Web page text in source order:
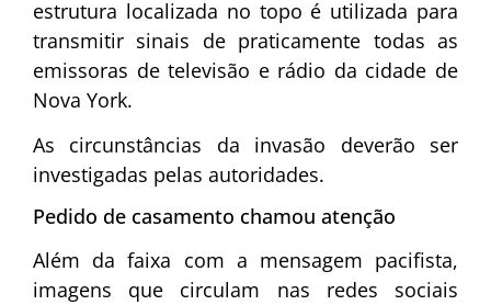
estrutura localizada no topo é utilizada para
transmitir sinais de praticamente todas as
emissoras de televisão e rádio da cidade de
Nova York.
As circunstâncias da invasão deverão ser
investigadas pelas autoridades.
Pedido de casamento chamou atenção
Além da faixa com a mensagem pacifista,
imagens que circulam nas redes sociais